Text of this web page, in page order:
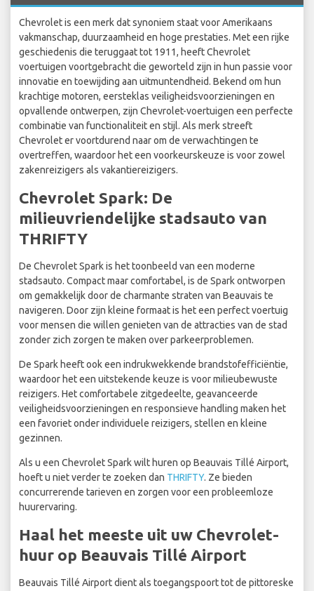
Chevrolet is een merk dat synoniem staat voor Amerikaans
vakmanschap, duurzaamheid en hoge prestaties. Met een rijke
geschiedenis die teruggaat tot 1911, heeft Chevrolet
voertuigen voortgebracht die geworteld zijn in hun passie voor
innovatie en toewijding aan uitmuntendheid. Bekend om hun
krachtige motoren, eersteklas veiligheidsvoorzieningen en
opvallende ontwerpen, zijn Chevrolet-voertuigen een perfecte
combinatie van functionaliteit en stijl. Als merk streeft
Chevrolet er voortdurend naar om de verwachtingen te
overtreffen, waardoor het een voorkeurskeuze is voor zowel
zakenreizigers als vakantiereizigers.
Chevrolet Spark: De
milieuvriendelijke stadsauto van
THRIFTY
De Chevrolet Spark is het toonbeeld van een moderne
stadsauto. Compact maar comfortabel, is de Spark ontworpen
om gemakkelijk door de charmante straten van Beauvais te
navigeren. Door zijn kleine formaat is het een perfect voertuig
voor mensen die willen genieten van de attracties van de stad
zonder zich zorgen te maken over parkeerproblemen.
De Spark heeft ook een indrukwekkende brandstofefficiëntie,
waardoor het een uitstekende keuze is voor milieubewuste
reizigers. Het comfortabele zitgedeelte, geavanceerde
veiligheidsvoorzieningen en responsieve handling maken het
een favoriet onder individuele reizigers, stellen en kleine
gezinnen.
Als u een Chevrolet Spark wilt huren op Beauvais Tillé Airport,
hoeft u niet verder te zoeken dan THRIFTY. Ze bieden
concurrerende tarieven en zorgen voor een probleemloze
huurervaring.
Haal het meeste uit uw Chevrolet-
huur op Beauvais Tillé Airport
Beauvais Tillé Airport dient als toegangspoort tot de pittoreske